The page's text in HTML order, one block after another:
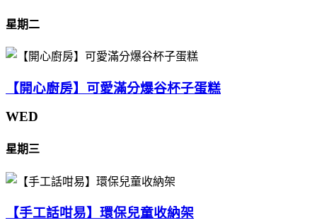
星期二
【開心廚房】可愛滿分爆谷杯子蛋糕
WED
星期三
【手工話咁易】環保兒童收納架